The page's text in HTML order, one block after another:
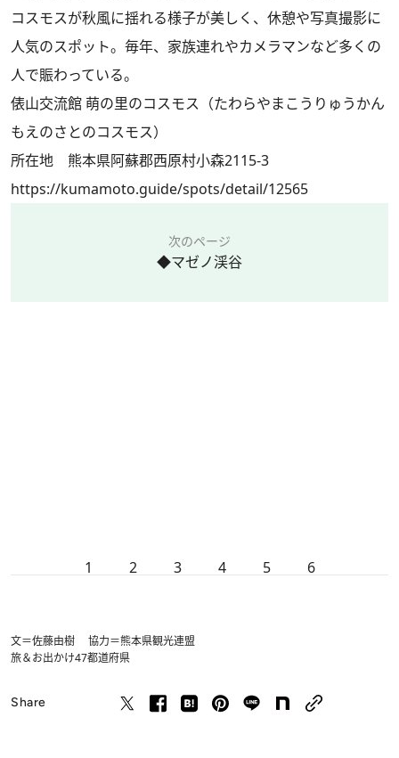
コスモスが秋風に揺れる様子が美しく、休憩や写真撮影に
人気のスポット。毎年、家族連れやカメラマンなど多くの
人で賑わっている。
俵山交流館 萌の里のコスモス（たわらやまこうりゅうかん
もえのさとのコスモス）
所在地 熊本県阿蘇郡西原村小森2115-3
https://kumamoto.guide/spots/detail/12565
次のページ
◆マゼノ渓谷
1 2 3 4 5 6
文＝佐藤由樹 協力＝熊本県観光連盟
旅＆お出かけ47都道府県
Share